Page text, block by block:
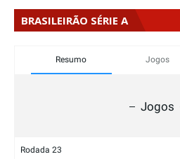
BRASILEIRÃO SÉRIE A
Resumo Jogos
Jogos
Rodada 23